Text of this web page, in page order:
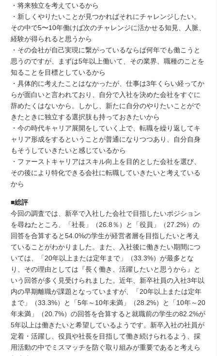
・将来独立を考えているから
・新しくやりたいことが見つかればそれにチャレンジしたい。
その中で5〜10年働けば次のチャレンジに活かせる知見、人脈、
経験が得られると思うから
・その会社が自己実現に繋がっているならば何年でも働こうと
思うのですが、まずは5年以上働いて、その業界、職種のことを
知ることを目標としているから
・具体的に考えたことはなかったが、仕事は3年くらい経ってか
らが面白いと言われており、自分で入社を決めた会社をすぐに
辞めたくはないから。しかし、新たに自分のやりたいことがで
きたときに独立する選択肢も持っておきたいから
・今の時代キャリア展開をしていく上で、転職を繰り返してキ
ャリア形成をするということが普通になりつつあり、自分自身
もそうしていきたいと感じているから
・ファーストキャリアはスキル向上を目的とした会社を選び、
その後により特化できる会社に転職していきたいと考えている
から
■総評
今回の調査では、新卒で入社した会社で目指したいポジション
を尋ねたところ、「社長」（26.8％）と「役員」（27.2%）の
回答を合算すると54.0%の学生が経営者層を目指したいと考え
ていることがわかりました。また、入社後に働きたい期間につ
いては、「20年以上または定年まで」（33.3%）が最多とな
り、その理由としては『長く働き、活躍したいと思うから』と
いう回答が多く見受けられました。近年、新卒社員の入社3年以
内の早期離職が課題となっていますが、「20年以上または定年
まで」（33.3%）と「5年～10年未満」（28.2%）と「10年～20
年未満」（20.7%）の回答を合算すると就職前の学生の82.2%が
5年以上は働きたいと希望しているようです。新卒入社の社員が
定着・活躍し、役員や社長を目指して働き続けられるよう、採
用活動の中でミスマッチを防ぐ取り組みが重要であると考えら